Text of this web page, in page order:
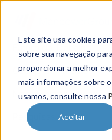
Este site usa cookies
sobre sua navegação
proporcionar a melhor
mais informações sobre
usamos, consulte nossa
Aceitar
Gestão de Talentos
Novo Emprego
Pesquisas